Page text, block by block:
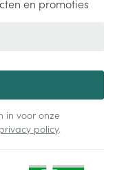
en promoties
in voor onze
privacy policy.